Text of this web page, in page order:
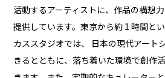
活動するアーティストに、作品の構想
提供しています。東京から約 1 時間と
カススタジオでは、 日本の現代アート
きるとともに、落ち着いた環境で創作